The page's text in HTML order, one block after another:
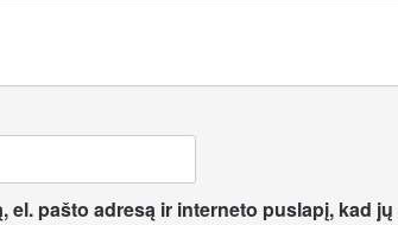
pašto adresą ir interneto puslapį, kad